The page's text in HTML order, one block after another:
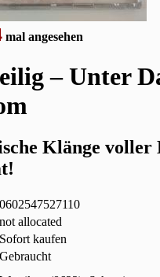
mal angesehen
– Unter
Klänge voller
0602547527110
not allocated
Sofort kaufen
Gebraucht